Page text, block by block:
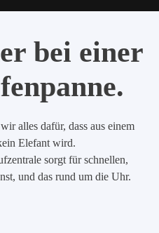
bei einer
alles dafür, dass aus einem
Elefant wird.
sorgt für schnellen,
und das rund um die Uhr.